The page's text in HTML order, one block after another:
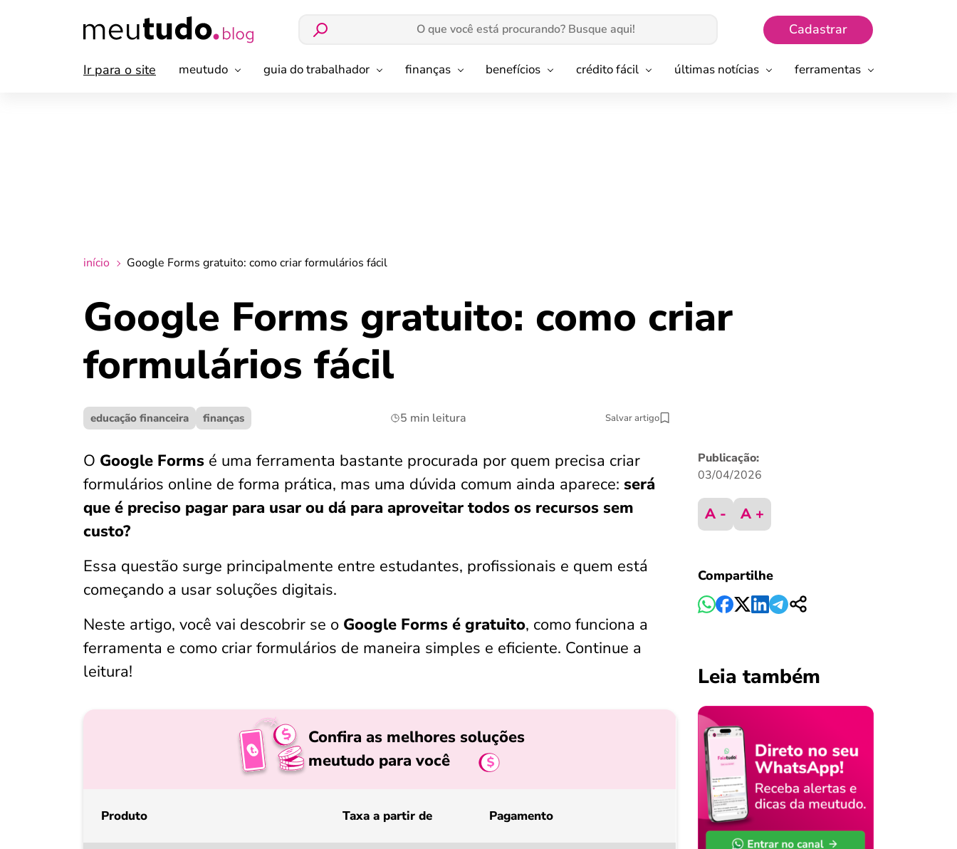
Cadastrar
Ir para o site meutudo guia do trabalhador finanças benefícios crédito fácil últimas notícias ferramentas
início Google Forms gratuito: como criar formulários fácil
Google Forms gratuito: como criar
formulários fácil
educação financeira finanças 5 min leitura Salvar artigo
O Google Forms é uma ferramenta bastante procurada por quem precisa criar
formulários online de forma prática, mas uma dúvida comum ainda aparece: será
que é preciso pagar para usar ou dá para aproveitar todos os recursos sem
custo?
Essa questão surge principalmente entre estudantes, profissionais e quem está
começando a usar soluções digitais.
Neste artigo, você vai descobrir se o Google Forms é gratuito, como funciona a
ferramenta e como criar formulários de maneira simples e eficiente. Continue a
leitura!
Confira as melhores soluções
meutudo para você
Produto Taxa a partir de Pagamento
Publicação:
03/04/2026
A - A +
Compartilhe
Leia também